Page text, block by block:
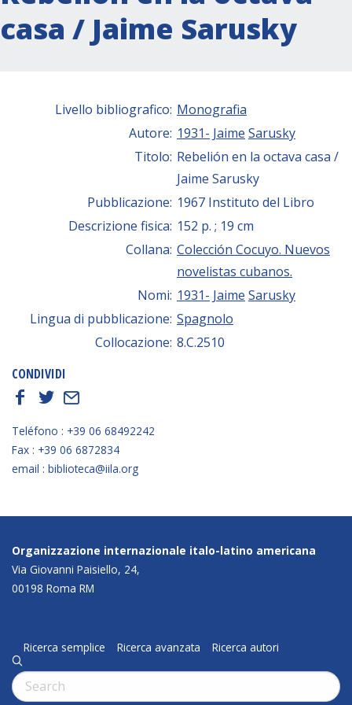
casa / Jaime Sarusky
Livello bibliografico: Monografia
Autore: 1931- Jaime Sarusky
Titolo: Rebelión en la octava casa /
Jaime Sarusky
Pubblicazione: 1967 Instituto del Libro
Descrizione fisica: 152 p. ; 19 cm
Collana: Colección Cocuyo. Nuevos
novelistas cubanos.
Nomi: 1931- Jaime Sarusky
Lingua di pubblicazione: Spagnolo
Collocazione: 8.C.2510
CONDIVIDI
f
t E
Teléfono : +39 06 68492242
Fax : +39 06 6872834
email : biblioteca@iila.org
Organizzazione internazionale italo-latino americana
Via Giovanni Paisiello, 24,
00198 Roma RM
Ricerca semplice Ricerca avanzata Ricerca autori
q
Cerca: